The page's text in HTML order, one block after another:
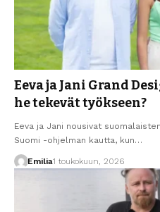
Eeva ja Jani Grand
he tekevät työkseen?
Eeva ja Jani nousivat
Suomi -ohjelman kautta, kun…
Emilia1 toukokuun, 2026